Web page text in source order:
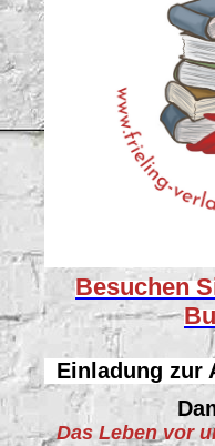
Besuchen
Einladung zur
Das Leben vor